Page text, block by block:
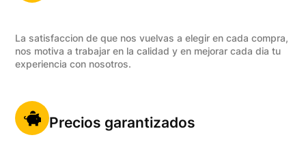
La satisfaccion de que nos vuelvas a elegir en cada compra,
nos motiva a trabajar en la calidad y en mejorar cada dia tu
experiencia con nosotros.
Precios garantizados